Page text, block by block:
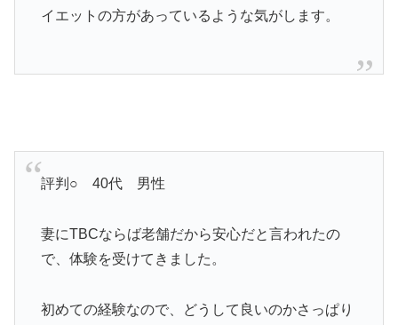
イエットの方があっているような気がします。
評判○ 40代 男性
妻にTBCならば老舗だから安心だと言われたの
で、体験を受けてきました。
初めての経験なので、どうして良いのかさっぱり